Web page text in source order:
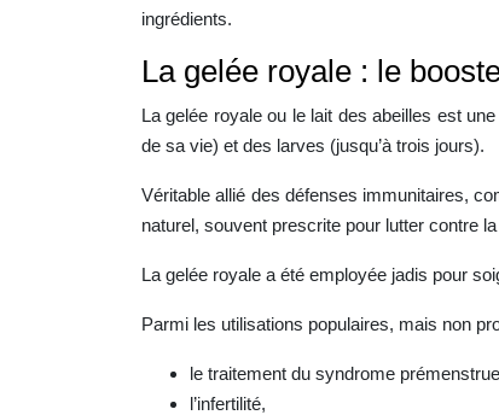
ingrédients.
La gelée royale : le
La gelée royale ou le lait des abeilles est
de sa vie) et des larves (jusqu’à trois jours).
Véritable allié des défenses immunitaires,
naturel, souvent prescrite pour lutter contre
La gelée royale a été employée jadis pour
Parmi les utilisations populaires, mais non
le traitement du syndrome
l’infertilité,